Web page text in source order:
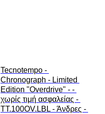
Tecnotempo -
Chronograph - Limited
Edition "Overdrive" - -
χωρίς τιμή ασφαλείας -
TT.100OV.LBL - Άνδρες -